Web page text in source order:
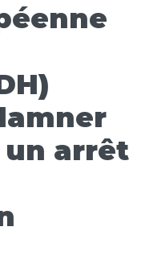
un arrêt